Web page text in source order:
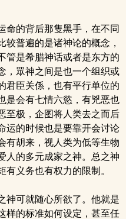
的背后那隻黑手，在不同
较普遍的是诸神论的概念，
管是希腊神话或者是东方的
，眾神之间是也一个组织或
君臣关係，也有平行单位的
是会有七情六慾，有兇恶也
至极，企图将人类去之而后
运的时候也是要靠开会讨论
有胡来，视人类为低等生物
人的多元成家之神。总之神
义务也有权力的限制。
可就随心所欲了。他就是
样的标准如何设定，甚至任